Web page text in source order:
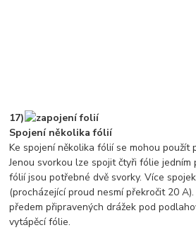
17)
Spojení několika fólií
Ke spojení několika fólií se mohou použít
Jenou svorkou lze spojit čtyři fólie jedním
fólií jsou potřebné dvě svorky. Více
(procházející proud nesmí překročit 20
předem připravených drážek pod
vytápěcí fólie.